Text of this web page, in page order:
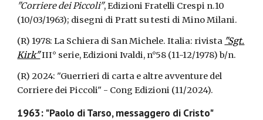
"Corriere dei Piccoli", Edizioni Fratelli Crespi n.10
(10/03/1963); disegni di Pratt su testi di Mino Milani.
(R) 1978: La Schiera di San Michele. Italia: rivista "Sgt.
Kirk"III° serie, Edizioni Ivaldi, n°58 (11-12/1978) b/n.
(R) 2024: "Guerrieri di carta e altre avventure del
Corriere dei Piccoli" - Cong Edizioni (11/2024).
1963: "Paolo di Tarso, messaggero di Cristo"